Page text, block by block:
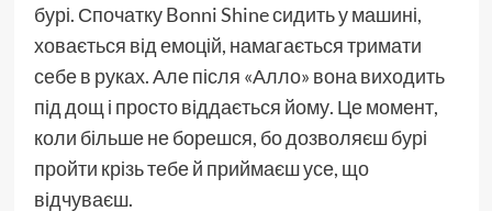
бурі. Спочатку Bonni Shine сидить у машині,
ховається від емоцій, намагається тримати
себе в руках. Але після «Алло» вона виходить
під дощ і просто віддається йому. Це момент,
коли більше не борешся, бо дозволяєш бурі
пройти крізь тебе й приймаєш усе, що
відчуваєш.